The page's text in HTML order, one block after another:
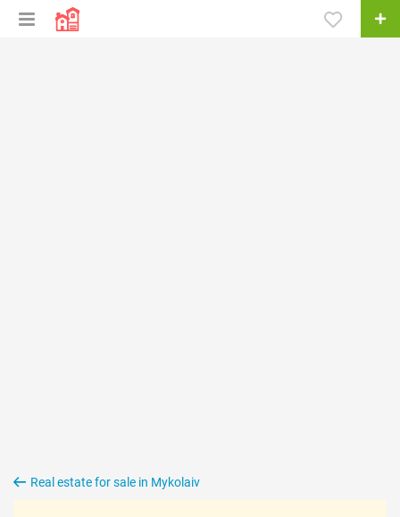
Real estate for sale in Mykolaiv